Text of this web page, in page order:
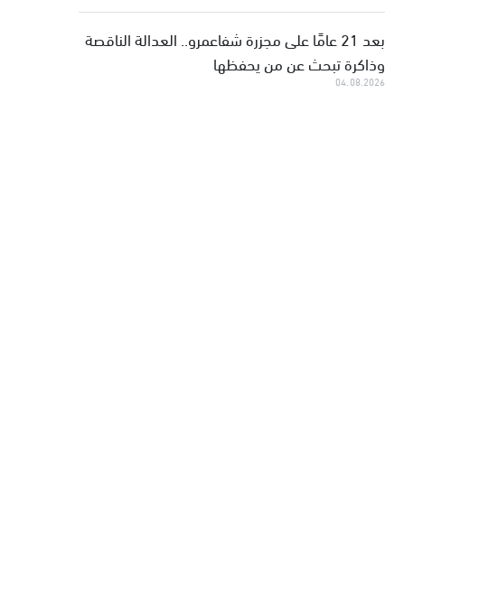
بعد 21 عامًا على مجزرة شفاعمرو.. العدالة الناقصة
وذاكرة تبحث عن من يحفظها
04.08.2026